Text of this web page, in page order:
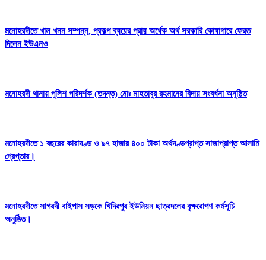
মনোহরদীতে খাল খনন সম্পন্ন, প্রকল্প ব্যয়ের প্রায় অর্ধেক অর্থ সরকারি কোষাগারে ফেরত
দিলেন ইউএনও
মনোহরদী থানায় পুলিশ পরিদর্শক (তদন্ত) মোঃ মাহতাবুর রহমানের বিদায় সংবর্ধনা অনুষ্ঠিত
মনোহরদীতে ১ বছরের কারাদণ্ড ও ৯৭ হাজার ৪০০ টাকা অর্থদণ্ডপ্রাপ্ত সাজাপ্রাপ্ত আসামি
গ্রেপ্তার।
মনোহরদীতে সাগরদী বাইপাস সড়কে খিদিরপুর ইউনিয়ন ছাত্রদলের বৃক্ষরোপণ কর্মসূচি
অনুষ্ঠিত।